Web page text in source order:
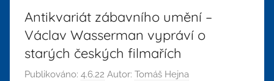
Antikvariát zábavního umění –
Václav Wasserman vypráví o
starých českých filmařích
Publikováno: 4.6.22 Autor: Tomáš Hejna